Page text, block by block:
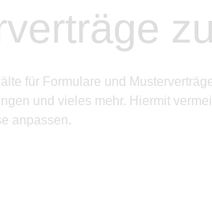
für Formulare und
und vieles mehr. Hiermit
anpassen.